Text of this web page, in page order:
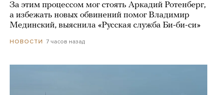
За этим процессом мог стоять Аркадий Ротенберг,
а избежать новых обвинений помог Владимир
Мединский, выяснила «Русская служба Би-би-си»
НОВОСТИ 7 часов назад